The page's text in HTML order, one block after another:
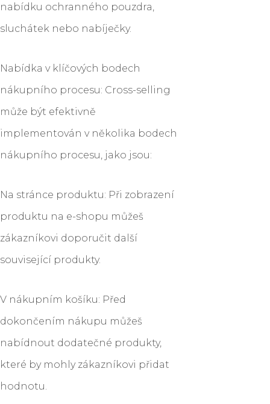
nabídku ochranného pouzdra,
sluchátek nebo nabíječky.
Nabídka v klíčových bodech
nákupního procesu: Cross-selling
může být efektivně
implementován v několika bodech
nákupního procesu, jako jsou:
Na stránce produktu: Při zobrazení
produktu na e-shopu můžeš
zákazníkovi doporučit další
související produkty.
V nákupním košíku: Před
dokončením nákupu můžeš
nabídnout dodatečné produkty,
které by mohly zákazníkovi přidat
hodnotu.